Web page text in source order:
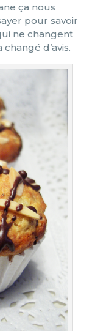
ça nous
pour savoir
ne changent
changé d’avis.